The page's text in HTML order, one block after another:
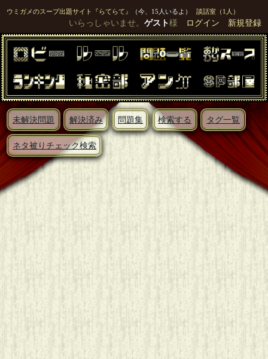
ウミガメのスープ出題サイト『らてらて』 （今、15人いるよ） 談話室（1人）
いらっしゃいませ。 ゲスト様 ログイン 新規登録
未解決問題 解決済み 問題集 検索する タグ一覧
ネタ被りチェック検索